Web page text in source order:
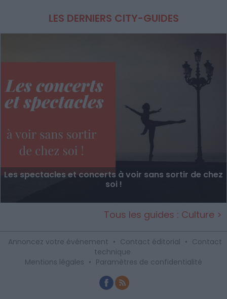
LES DERNIERS CITY-GUIDES
Les spectacles et concerts à voir sans sortir de chez
soi !
Tous les guides : Culture >
Annoncez votre événement • Contact éditorial • Contact
technique
Mentions légales • Paramètres de confidentialité